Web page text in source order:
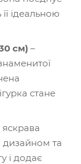
ідеальною
см) –
стане
яскрава
дизайном та
і додає